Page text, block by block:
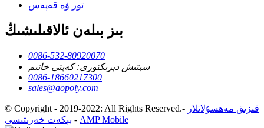
تور ۋە قەپەس
بىز بىلەن ئالاقىلىشىڭ
0086-532-80920070
سېتىش دېرىكتورى: كەيتى خانىم
0086-18660217300
sales@aopoly.com
© Copyright - 2019-2022: All Rights Reserved. قىزىق مەھسۇلاتلار -
بېكەت خەرىتىسى - AMP Mobile